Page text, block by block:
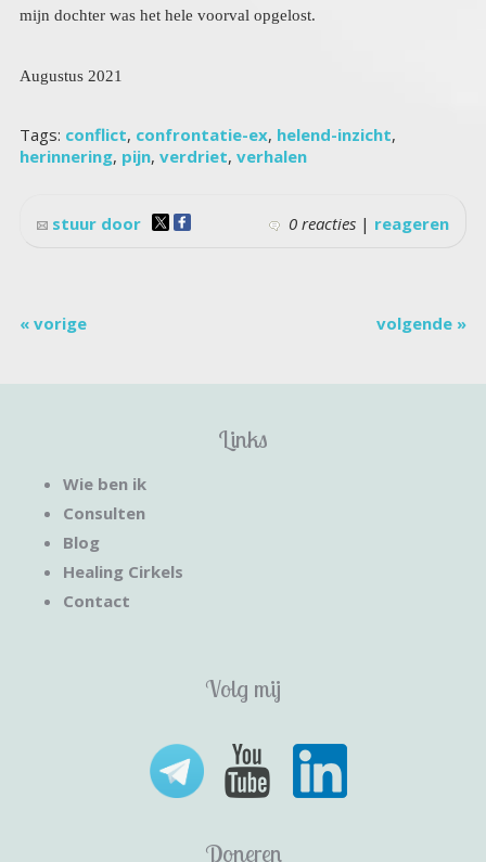
mijn dochter was het hele voorval opgelost.
Augustus 2021
Tags: conflict, confrontatie-ex, helend-inzicht,
herinnering, pijn, verdriet, verhalen
0 reacties | reageren
stuur door
« vorige volgende »
Links
Wie ben ik
Consulten
Blog
Healing Cirkels
Contact
Volg mij
Doneren